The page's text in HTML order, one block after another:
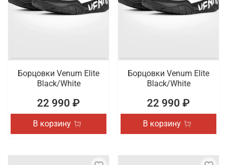
Борцовки Venum Elite
Black/White
22 990 ₽
В корзину
Борцовки Venum Elite
Black/White
22 990 ₽
В корзину